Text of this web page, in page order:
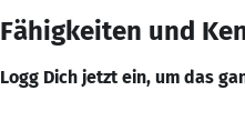
Fähigkeiten und
Logg Dich jetzt ein, um das